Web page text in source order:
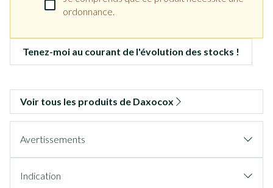
ordonnance.
Tenez-moi au courant de l'évolution des stocks !
Voir tous les produits de Daxocox
Avertissements
Indication